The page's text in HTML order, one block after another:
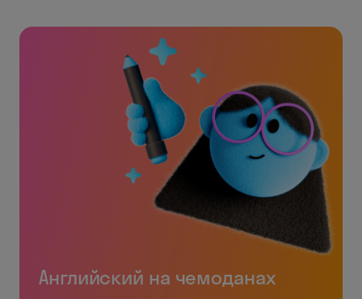
Английский на чемоданах